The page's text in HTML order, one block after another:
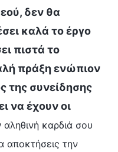
δεν θα
καλά το έργο
πιστά το
πράξη ενώπιον
της συνείδησης
να έχουν οι
καρδιά σου
αποκτήσεις την